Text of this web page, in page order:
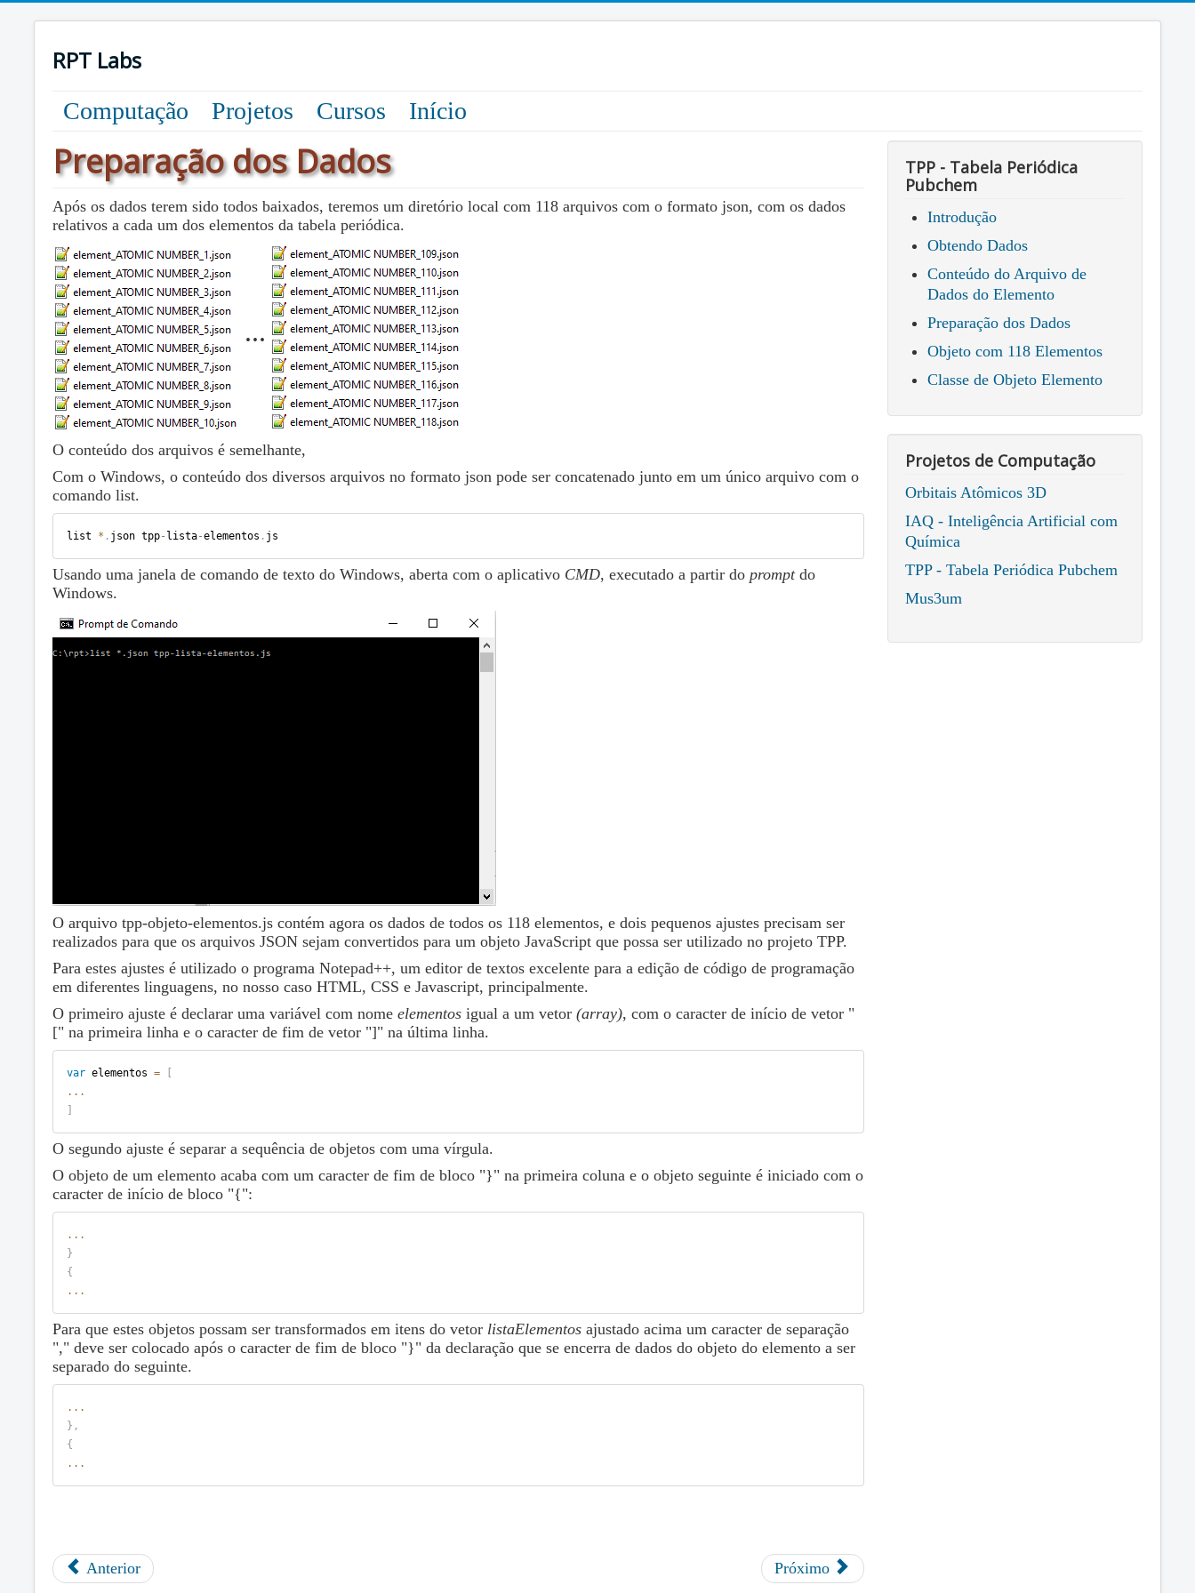
RPT Labs
Computação Projetos Cursos Início
Preparação dos Dados
Após os dados terem sido todos baixados, teremos um diretório local com 118 arquivos com o formato json, com os dados
relativos a cada um dos elementos da tabela periódica.
...
O conteúdo dos arquivos é semelhante,
Com o Windows, o conteúdo dos diversos arquivos no formato json pode ser concatenado junto em um único arquivo com o
comando list.
list * . json tpp- lista-elementos . js
Usando uma janela de comando de texto do Windows, aberta com o aplicativo CMD, executado a partir do promptdo
Windows.
O arquivo tpp-objeto-elementos.js contém agora os dados de todos os 118 elementos, e dois pequenos ajustes precisam ser
realizados para que os arquivos JSON sejam convertidos para um objeto JavaScript que possa ser utilizado no projeto TPP.
Para estes ajustes é utilizado o programa Notepad++, um editor de textos excelente para a edição de código de programação
em diferentes linguagens, no nosso caso HTML, CSS e Javascript, principalmente.
O primeiro ajuste é declarar uma variável com nomeelementos igual a um vetor(array), com o caracter de início de vetor "
[" na primeira linha e o caracter de fim de vetor "]" na última linha.
var elementos =
...
O segundo ajuste é separar a sequência de objetos com uma vírgula.
O objeto de um elemento acaba com um caracter de fim de bloco "}" na primeira coluna e o objeto seguinte é iniciado com o
caracter de início de bloco "{":
...
}
{
...
Para que estes objetos possam ser transformados em itens do vetor listaElementos ajustado acima um caracter de separação
"," deve ser colocado após o caracter de fim de bloco "}" da declaração que se encerra de dados do objeto do elemento a ser
separado do seguinte.
...
} ,
{
...
Anterior Próximo
TPP - Tabela Periódica
Pubchem
Introdução
Obtendo Dados
Conteúdo do Arquivo de
Dados do Elemento
Preparação dos Dados
Objeto com 118 Elementos
Classe de Objeto Elemento
Projetos de Computação
Orbitais Atômicos 3D
IAQ - Inteligência Artificial com
Química
TPP - Tabela Periódica Pubchem
Mus3um